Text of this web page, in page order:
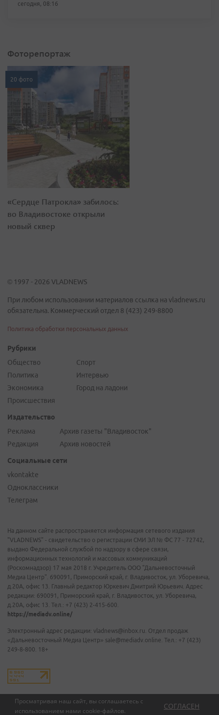
Просматривая наш сайт, вы соглашаетесь с
использованием нами cookie-файлов.
СОГЛАСЕН
сегодня, 08:16
Фоторепортаж
20 фото
«Сердце Патрокла» забилось:
во Владивостоке открыли
новый сквер
© 1997 - 2026 VLADNEWS
При любом использовании материалов ссылка на vladnews.ru
обязательна. Коммерческий отдел 8 (423) 249-8800
Политика обработки персональных данных
Рубрики
Общество
Политика
Экономика
Происшествия
Спорт
Интервью
Город на ладони
Издательство
Реклама
Редакция
Архив газеты "Владивосток"
Архив новостей
Социальные сети
vkontakte
Одноклассники
Телеграм
На данном сайте распространяется информация сетевого издания
"VLADNEWS" - свидетельство о регистрации СМИ ЭЛ № ФС 77 - 72742,
выдано Федеральной службой по надзору в сфере связи,
информационных технологий и массовых коммуникаций
(Роскомнадзор) 17 мая 2018 г. Учредитель ООО "Дальневосточный
Медиа Центр". 690091, Приморский край, г. Владивосток, ул. Уборевича,
д.20А, офис 13. Главный редактор Юркевич Дмитрий Юрьевич. Адрес
редакции: 690091, Приморский край, г. Владивосток, ул. Уборевича,
д.20А, офис 13. Тел.: +7 (423) 2-415-600.
https://mediadv.online/
Электронный адрес редакции: vladnews@inbox.ru. Отдел продаж
«Дальневосточный Медиа Центр» sale@mediadv.online. Тел.: +7 (423)
249-8-800. 18+